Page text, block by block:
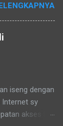
0
menjadi
eth1 ke
1 dan 2
seperti itu
terlihat bridge
Komp1---------
internet.
mastershaper
iseng dengan
Internet sy
akses ke